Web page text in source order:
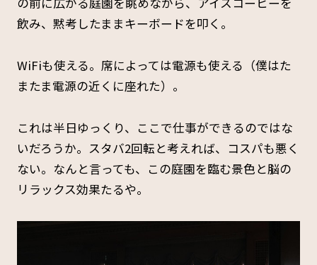
飲み、黙考したままキーボードを叩く。
WiFiも使える。席によっては電源も使える（僕はた
またま電源の近くに座れた）。
これは半日ゆっくり、ここで仕事ができるのではな
いだろうか。スタバ2回転と考えれば、コスパも悪く
ない。なんと言っても、この庭園を臨む景色と脳の
リラックス効果たるや。